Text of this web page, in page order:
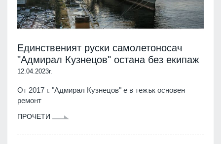
Единственият руски самолетоносач
"Адмирал Кузнецов" остана без екипаж
12.04.2023г.
От 2017 г. "Адмирал Кузнецов" е в тежък основен
ремонт
ПРОЧЕТИ